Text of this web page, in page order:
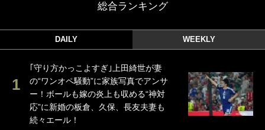
総合ランキング
DAILY WEEKLY
｢守り方かっこよすぎ｣上田綺世が妻
の“ワンオペ騒動”に家族写真でアンサ
ー！ボールも嫁の炎上も収める“神対
応”に新婚の板倉、久保、長友夫妻も
続々エール！